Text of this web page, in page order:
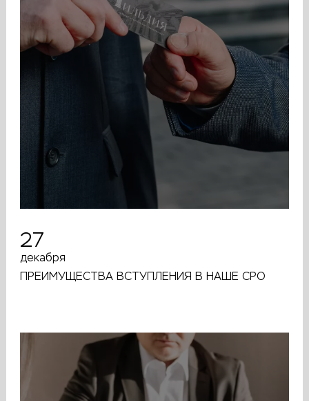
27
декабря
ПРЕИМУЩЕСТВА ВСТУПЛЕНИЯ В НАШЕ СРО